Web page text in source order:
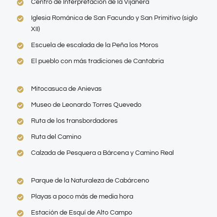
Centro de Interpretación de la Vijanera
Iglesia Románica de San Facundo y San Primitivo (siglo
XII)
Escuela de escalada de la Peña los Moros
El pueblo con más tradiciones de Cantabria
Mitocasuca de Anievas
Museo de Leonardo Torres Quevedo
Ruta de los transbordadores
Ruta del Camino
Calzada de Pesquera a Bárcena y Camino Real
Parque de la Naturaleza de Cabárceno
Playas a poco más de media hora
Estación de Esquí de Alto Campo